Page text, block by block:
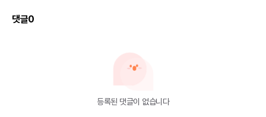
댓글0
등록된 댓글이 없습니다